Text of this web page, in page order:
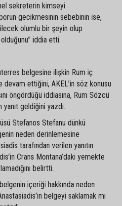
sekreterin kimseyi
gecikmesinin sebebinin ise,
olumlu bir şeyin olup
iddia etti.
belgesine ilişkin Rum iç
devam ettiğini, AKEL’in söz konusu
öngördüğü iddiasına, Rum Sözcü
geldiğini yazdı.
Stefanos Stefanu dünkü
neden derinlemesine
tarafından verilen yanıtın
Crans Montana’daki yemekte
belirtti.
içeriği hakkında neden
belgeyi saklamak mı